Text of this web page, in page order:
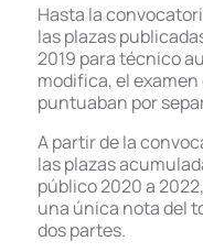
Hasta la
las plazas
2019 para técnico
modifica, el
puntuaban por
A partir de la
las plazas
público 2020 a
una única nota del
dos partes.